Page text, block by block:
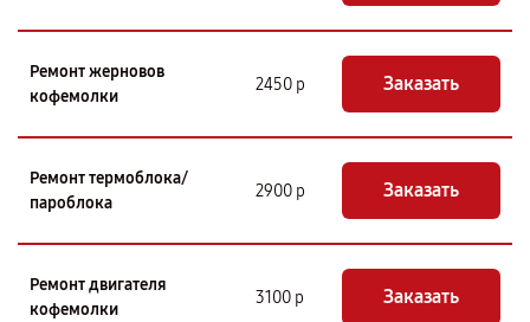
Ремонт жерновов
кофемолки
2450 р Заказать
Ремонт термоблока/
пароблока
2900 р Заказать
Ремонт двигателя
кофемолки
3100 р Заказать